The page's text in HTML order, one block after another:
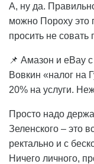
А, ну да.
можно Пороху это
просить не совать
📌 Амазон и eBay
Вовкин «налог на
20% на услуги.
Просто надо
Зеленского – это
ректально и с
Ничего личного,